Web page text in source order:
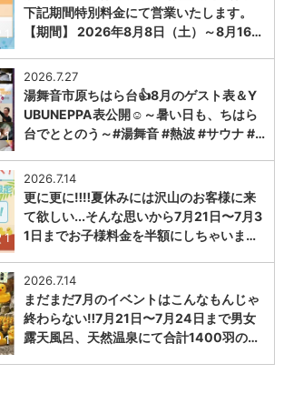
1
下記期間特別料金にて営業いたします。
【期間】 2026年8月8日（土）～8月16…
1
2026.7.27
湯舞音市原ちはら台👍8月のゲスト表＆Y
UBUNEPPA表公開☺～暑い日も、ちはら
台でととのう～#湯舞音 #熱波 #サウナ #…
1
2026.7.14
更に更に‼️‼️夏休みには沢山のお客様に来
て欲しい...そんな思いから7月21日〜7月3
1日までお子様料金を半額にしちゃいま…
1
2026.7.14
まだまだ7月のイベントはこんなもんじゃ
終わらない‼️7月21日〜7月24日まで男女
露天風呂、天然温泉にて合計1400羽の…